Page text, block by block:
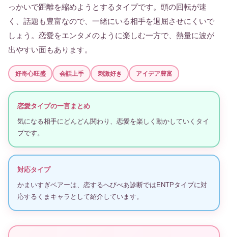
っかいで距離を縮めようとするタイプです。頭の回転が速
く、話題も豊富なので、一緒にいる相手を退屈させにくいで
しょう。恋愛をエンタメのように楽しむ一方で、熱量に波が
出やすい面もあります。
好奇心旺盛 会話上手 刺激好き アイデア豊富
恋愛タイプの一言まとめ
気になる相手にどんどん関わり、恋愛を楽しく動かしていくタイ
プです。
対応タイプ
かまいすぎベアーは、恋するへびべあ診断ではENTPタイプに対
応するくまキャラとして紹介しています。